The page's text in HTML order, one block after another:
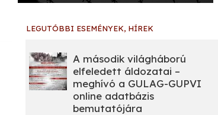
LEGUTÓBBI ESEMÉNYEK, HÍREK
A második világháború
elfeledett áldozatai –
meghívó a GULAG-GUPVI
online adatbázis
bemutatójára